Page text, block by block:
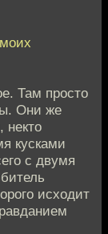
Там просто
Они же
некто
кусками
с двумя
исходит